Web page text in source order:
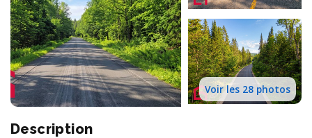
Voir les 28 photos
Description